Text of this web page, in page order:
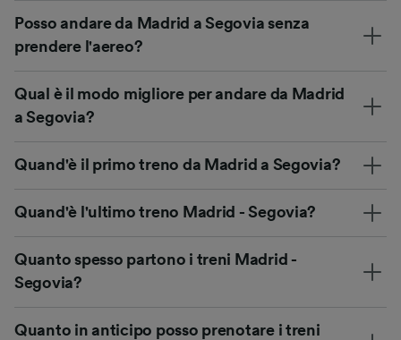
Posso andare da Madrid a Segovia senza
prendere l'aereo?
Qual è il modo migliore per andare da Madrid
a Segovia?
Quand'è il primo treno da Madrid a Segovia?
Quand'è l'ultimo treno Madrid - Segovia?
Quanto spesso partono i treni Madrid -
Segovia?
Quanto in anticipo posso prenotare i treni